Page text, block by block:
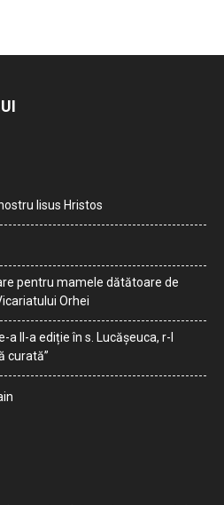
Iisus Hristos
pentru mamele dătătoare de
Orhei
II-a ediție în s. Lucășeuca, r-l
curată”